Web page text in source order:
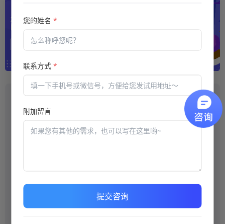
推荐阅读
直接购买网上报名考试系统好吗？
创新学习平台将开启无限可能
网上阅卷系统的优点是什么？
您的姓名*
联系方式*
附加留言
提交咨询